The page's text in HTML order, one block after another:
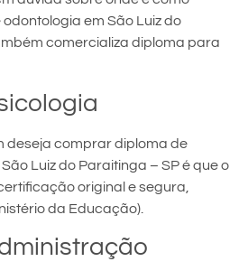
em São Luiz do
comercializa diploma para
deseja comprar diploma de
Luiz do Paraitinga – SP é que o
original e segura,
da Educação).